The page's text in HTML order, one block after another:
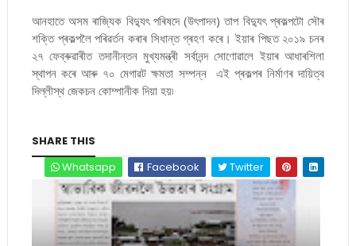
আনহাতে অসম ৰাজ্যিক বিদ্যুৎ পৰিষদে (উৎপাদন) তাপ বিদ্যুৎ প্ৰকল্পটো সৌৰ
শক্তি প্ৰকল্পলৈ পৰিৱৰ্তন কৰাৰ সিধান্ত গ্ৰহণ কৰে। ইয়াৰ পিছত ২০১৯ চনৰ
২৭ ফেব্ৰুৱাৰীত তদানীন্তন মুখ্যমন্ত্ৰী সৰ্বানন্দ সোণোৱালে ইয়াৰ আধাৰশিলা
স্থাপন কৰে আৰু ৭০ মেগাৱট ক্ষমতা সম্পন্ন এই প্ৰকল্পৰ নিৰ্মাণৰ দায়িত্ব
দিল্লীস্থ জেকচন কোম্পানীক দিয়া হয়৷
SHARE THIS
Whatsapp
Facebook Twitter